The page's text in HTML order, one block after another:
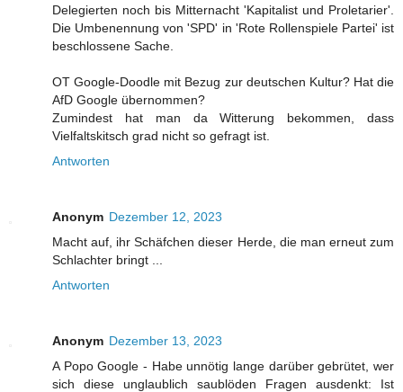
Delegierten noch bis Mitternacht 'Kapitalist und Proletarier'.
Die Umbenennung von 'SPD' in 'Rote Rollenspiele Partei' ist
beschlossene Sache.
OT Google-Doodle mit Bezug zur deutschen Kultur? Hat die
AfD Google übernommen?
Zumindest hat man da Witterung bekommen, dass
Vielfaltskitsch grad nicht so gefragt ist.
Antworten
Anonym Dezember 12, 2023
Macht auf, ihr Schäfchen dieser Herde, die man erneut zum
Schlachter bringt ...
Antworten
Anonym Dezember 13, 2023
A Popo Google - Habe unnötig lange darüber gebrütet, wer
sich diese unglaublich saublöden Fragen ausdenkt: Ist